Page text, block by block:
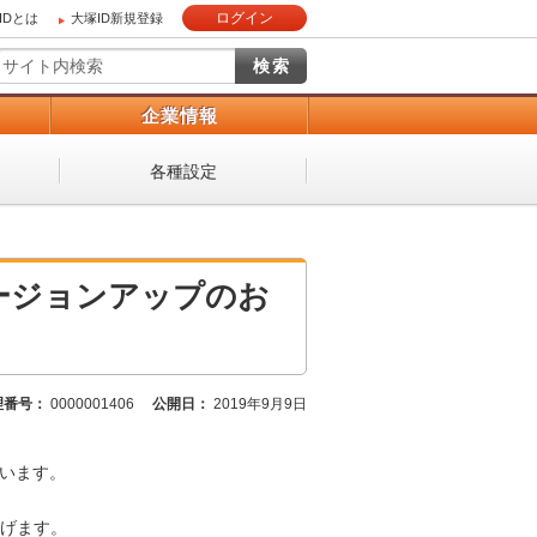
とは 大塚ID新規登録 ログイン
企業情報
各種設定
ジョンアップのお
号： 0000001406 公開日： 2019年9月9日
ます。
ます。